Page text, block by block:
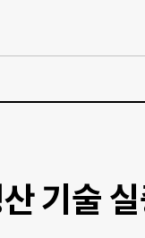
기술